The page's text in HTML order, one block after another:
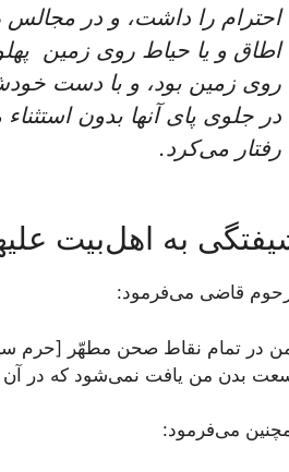
احترام را داشت، و در
اطاق و یا حیاط روی زمین
روی زمین بود، و با دست
در جلوی پای آنها بدون
رفتار می‌کرد.
به اهل‌بیت
قاضی می‌فرمود:
در تمام نقاط صحن مطهّر [حرم
بدن من یافت نمی‌شود که در آن
می‌فرمود: